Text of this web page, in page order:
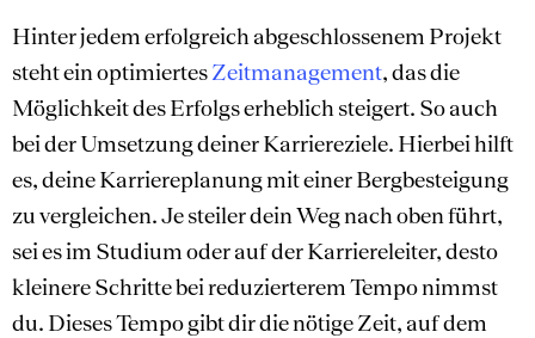
Hinter jedem erfolgreich abgeschlossenem Projekt
steht ein optimiertesZeitmanagement, das die
Möglichkeit des Erfolgs erheblich steigert. So auch
bei der Umsetzung deiner Karriereziele. Hierbei hilft
es, deine Karriereplanung mit einer Bergbesteigung
zu vergleichen. Je steiler dein Weg nach oben führt,
sei es im Studium oder auf der Karriereleiter, desto
kleinere Schritte bei reduzierterem Tempo nimmst
du. Dieses Tempo gibt dir die nötige Zeit, auf dem